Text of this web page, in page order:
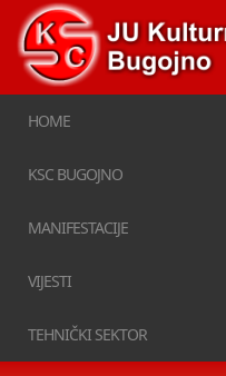
HOME
KSC BUGOJNO
MANIFESTACIJE
VIJESTI
TEHNIČKI SEKTOR